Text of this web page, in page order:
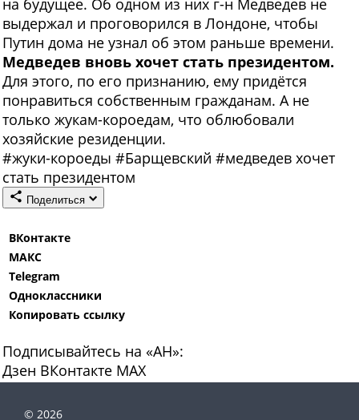
на будущее. Об одном из них г-н Медведев не
выдержал и проговорился в Лондоне, чтобы
Путин дома не узнал об этом раньше времени.
Медведев вновь хочет стать президентом.
Для этого, по его признанию, ему придётся
понравиться собственным гражданам. А не
только жукам-короедам, что облюбовали
хозяйские резиденции.
#жуки-короеды #Барщевский #медведев хочет
стать президентом
Поделиться
ВКонтакте
МАКС
Telegram
Одноклассники
Копировать ссылку
Подписывайтесь на «АН»:
Дзен ВКонтакте МАХ
© 2026